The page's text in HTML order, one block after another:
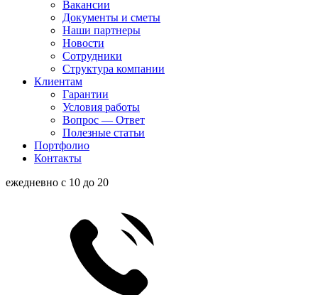
Вакансии
Документы и сметы
Наши партнеры
Новости
Сотрудники
Структура компании
Клиентам
Гарантии
Условия работы
Вопрос — Ответ
Полезные статьи
Портфолио
Контакты
ежедневно с 10 до 20